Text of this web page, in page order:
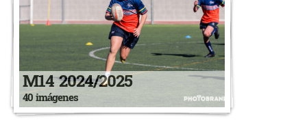
M14 2024/2025
40 imágenes